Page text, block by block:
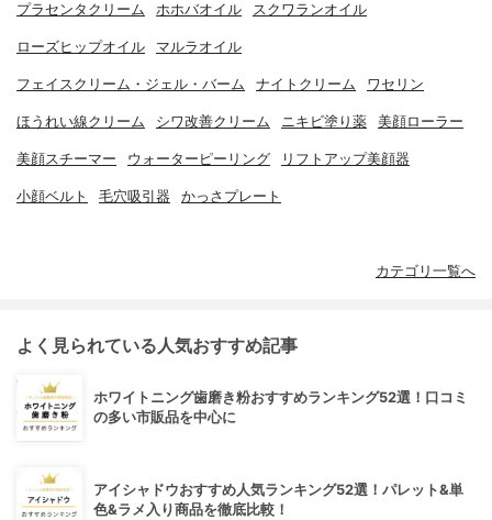
プラセンタクリーム ホホバオイル スクワランオイル
ローズヒップオイル マルラオイル
フェイスクリーム・ジェル・バーム ナイトクリーム ワセリン
ほうれい線クリーム シワ改善クリーム ニキビ塗り薬 美顔ローラー
美顔スチーマー ウォーターピーリング リフトアップ美顔器
小顔ベルト 毛穴吸引器 かっさプレート
カテゴリ一覧へ
よく見られている人気おすすめ記事
ホワイトニング歯磨き粉おすすめランキング52選！口コミ
の多い市販品を中心に
アイシャドウおすすめ人気ランキング52選！パレット&単
色&ラメ入り商品を徹底比較！